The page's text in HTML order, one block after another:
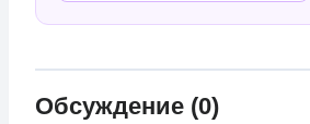
Обсуждение (0)